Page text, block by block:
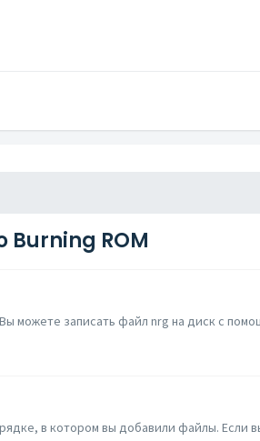
Burning ROM
можете записать файл nrg на диск с
в котором вы добавили файлы. Если